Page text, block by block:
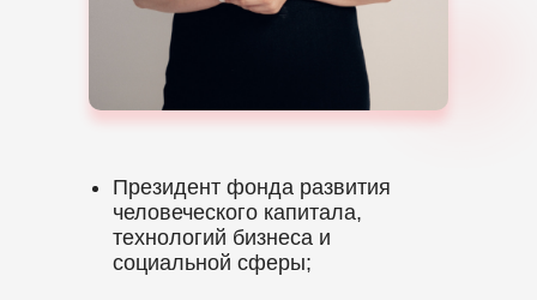
Президент фонда развития
человеческого капитала,
технологий бизнеса и
социальной сферы;